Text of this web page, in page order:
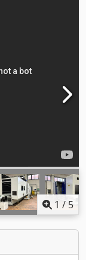
1 / 5